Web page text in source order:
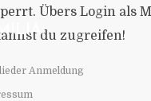
Übers Login als
du zugreifen!
Anmeldung